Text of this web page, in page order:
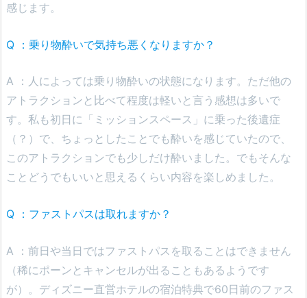
感じます。
Q ：乗り物酔いで気持ち悪くなりますか？
A ：人によっては乗り物酔いの状態になります。ただ他の
アトラクションと比べて程度は軽いと言う感想は多いで
す。私も初日に「ミッションスペース」に乗った後遺症
（？）で、ちょっとしたことでも酔いを感じていたので、
このアトラクションでも少しだけ酔いました。でもそんな
ことどうでもいいと思えるくらい内容を楽しめました。
Q ：ファストパスは取れますか？
A ：前日や当日ではファストパスを取ることはできません
（稀にポーンとキャンセルが出ることもあるようです
が）。ディズニー直営ホテルの宿泊特典で60日前のファス